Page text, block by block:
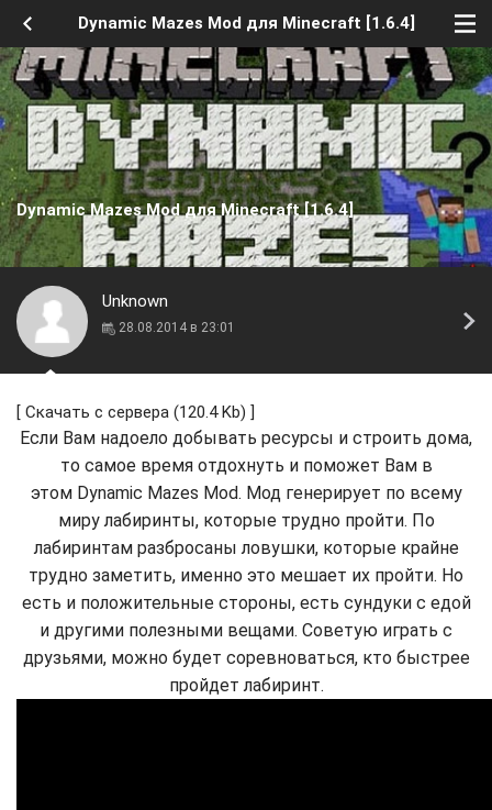
Dynamic Mazes Mod для Minecraft [1.6.4]
Dynamic Mazes Mod для Minecraft [1.6.4]
Unknown
28.08.2014 в 23:01
[ Скачать с сервера (120.4 Kb) ]
Если Вам надоело добывать ресурсы и строить дома,
то самое время отдохнуть и поможет Вам в
этом Dynamic Mazes Mod. Мод генерирует по всему
миру лабиринты, которые трудно пройти. По
лабиринтам разбросаны ловушки, которые крайне
трудно заметить, именно это мешает их пройти. Но
есть и положительные стороны, есть сундуки с едой
и другими полезными вещами. Советую играть с
друзьями, можно будет соревноваться, кто быстрее
пройдет лабиринт.